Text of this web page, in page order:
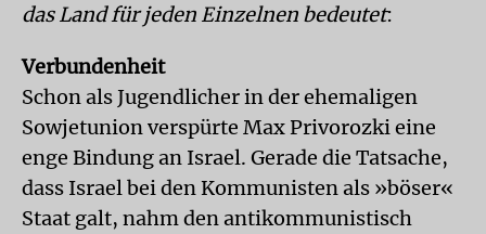
das Land für jeden Einzelnen bedeutet:
Verbundenheit
Schon als Jugendlicher in der ehemaligen
Sowjetunion verspürte Max Privorozki eine
enge Bindung an Israel. Gerade die Tatsache,
dass Israel bei den Kommunisten als »böser«
Staat galt, nahm den antikommunistisch